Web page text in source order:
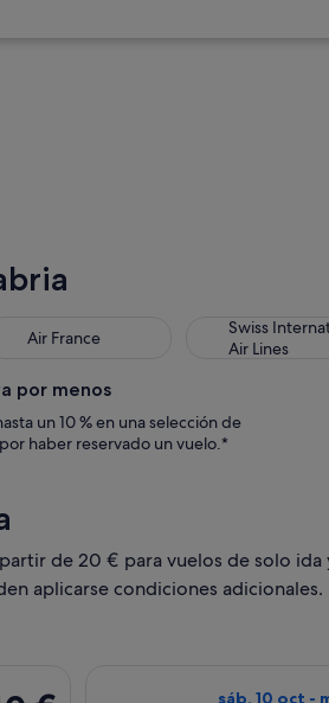
Air France
Swiss
Air Lines
por menos
un 10 % en una selección de
haber reservado un vuelo.*
de 20 € para vuelos de solo
aplicarse condiciones adicionales.
sáb, 10 oct -